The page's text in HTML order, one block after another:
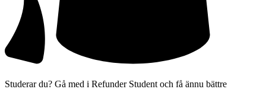
Studerar du? Gå med i Refunder Student och få ännu bättre